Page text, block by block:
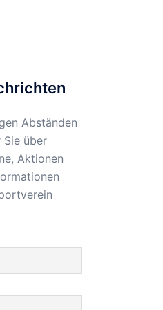
Abständen
über
Aktionen